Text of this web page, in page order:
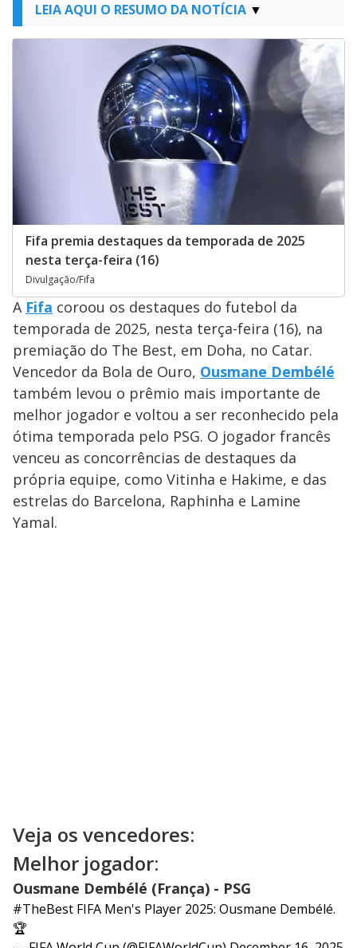
LEIA AQUI O RESUMO DA NOTÍCIA
Fifa premia destaques da temporada de 2025
nesta terça-feira (16)
Divulgação/Fifa
A Fifa coroou os destaques do futebol da
temporada de 2025, nesta terça-feira (16), na
premiação do The Best, em Doha, no Catar.
Vencedor da Bola de Ouro, Ousmane Dembélé
também levou o prêmio mais importante de
melhor jogador e voltou a ser reconhecido pela
ótima temporada pelo PSG. O jogador francês
venceu as concorrências de destaques da
própria equipe, como Vitinha e Hakime, e das
estrelas do Barcelona, Raphinha e Lamine
Yamal.
Veja os vencedores:
Melhor jogador:
Ousmane Dembélé (França) - PSG
#TheBest FIFA Men's Player 2025: Ousmane Dembélé.
🏆